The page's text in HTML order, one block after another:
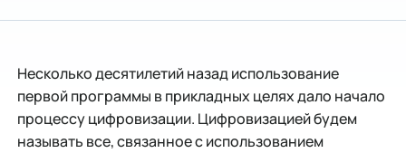
Несколько десятилетий назад использование
первой программы в прикладных целях дало начало
процессу цифровизации. Цифровизацией будем
называть все, связанное с использованием